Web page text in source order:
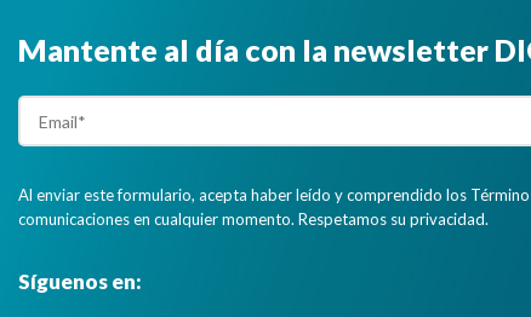
Mantente al día con la newsletter
Al enviar este formulario, acepta haber leído y comprendido los
comunicaciones en cualquier momento. Respetamos su privacidad.
Síguenos en: